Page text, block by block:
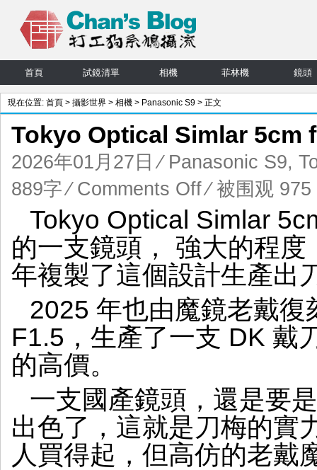
首頁 試鏡清單 相機 菲林機 鏡頭
現在位置: 首頁 > 攝影世界 > 相機 > Panasonic S9 > 正文
Tokyo Optical Simlar 5cm
2026年01月27日 ⁄ Panasonic S9,
889字⁄ Comments Offon
Tokyo
Optical
Simlar
5cm
f1.5
東
光
學
的
⁄ 被围观
Tokyo Optical Simlar
的一支鏡頭， 強大的程
年複製了這個設計生產出
2025 年也由魔鏡老戴
F1.5，生產了一支 DK 戴
的高價。
一支國產鏡頭，還是要
出色了，這就是刀梅的實
人買得起，但高仿的老戴